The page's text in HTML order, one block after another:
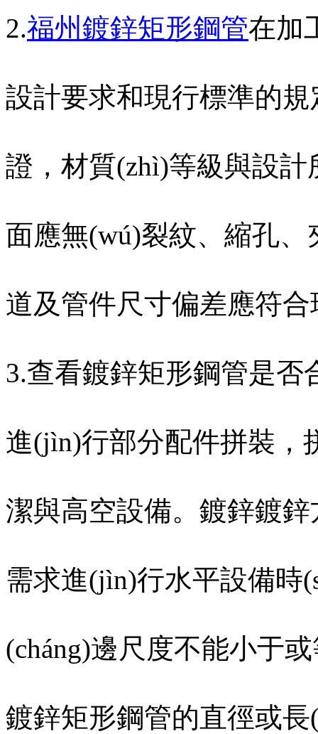
2.福州鍍鋅矩形鋼管在加
設計要求和現行標準的規定
證，材質(zhì)等級與設計
面應無(wú)裂紋、縮孔、夾渣
道及管件尺寸偏差應符
3.查看鍍鋅矩形鋼管是否合
進(jìn)行部分配件拼裝
潔與高空設備。鍍鋅
需求進(jìn)行水平設備時
(cháng)邊尺度不能小于
鍍鋅矩形鋼管的直徑或長